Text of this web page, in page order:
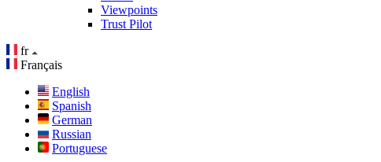
Viewpoints
Trust Pilot
fr
Français
English
Spanish
German
Russian
Portuguese